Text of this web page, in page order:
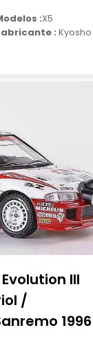
:X5
: Kyosho
III
/
1996